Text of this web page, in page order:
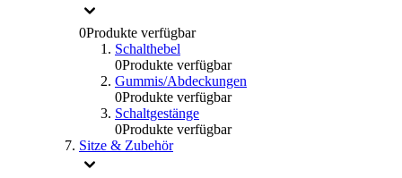
0Produkte verfügbar
Schalthebel
0Produkte verfügbar
Gummis/Abdeckungen
0Produkte verfügbar
Schaltgestänge
0Produkte verfügbar
Sitze & Zubehör